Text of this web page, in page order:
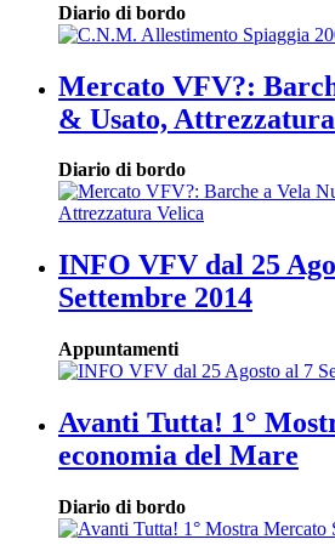
Diario di bordo
Mercato VFV?:
& Usato,
Diario di bordo
INFO VFV dal 25
Settembre 2014
Appuntamenti
Avanti Tutta! 1°
economia del Mare
Diario di bordo